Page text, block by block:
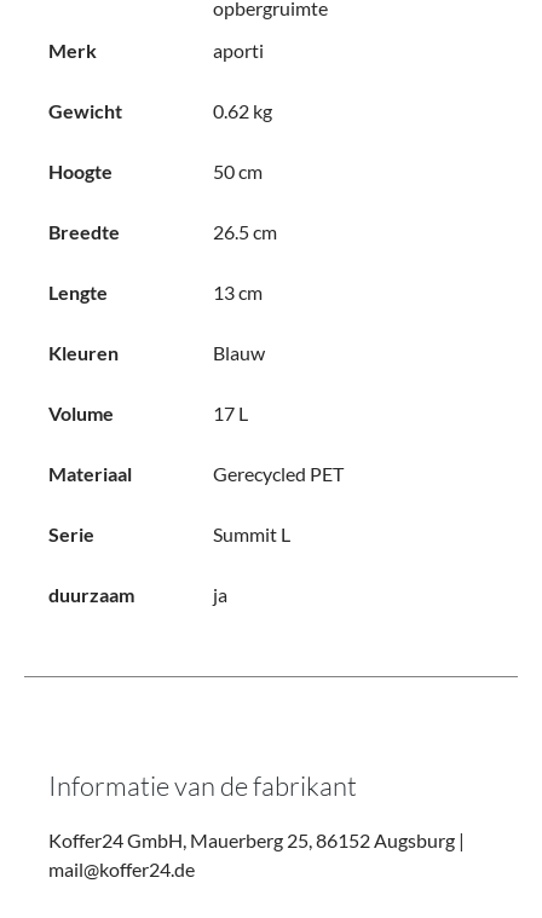
opbergruimte
Merk
aporti
Gewicht 0.62 kg
Hoogte 50 cm
Breedte 26.5 cm
Lengte 13 cm
Kleuren Blauw
Volume 17 L
Materiaal Gerecycled PET
Serie Summit L
duurzaam ja
Informatie van de fabrikant
Koffer24 GmbH, Mauerberg 25, 86152 Augsburg |
mail@koffer24.de